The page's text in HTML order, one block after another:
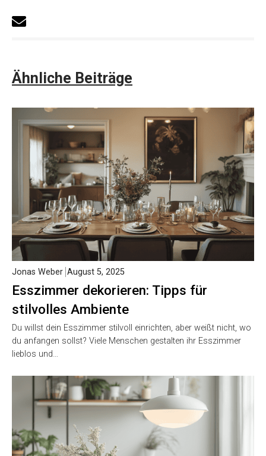
Ähnliche Beiträge
Esszimmer dekorieren: Tipps für
stilvolles Ambiente
Jonas Weber August 5, 2025
Du willst dein Esszimmer stilvoll einrichten, aber weißt nicht, wo
du anfangen sollst? Viele Menschen gestalten ihr Esszimmer
lieblos und…